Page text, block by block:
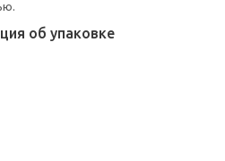
об упаковке